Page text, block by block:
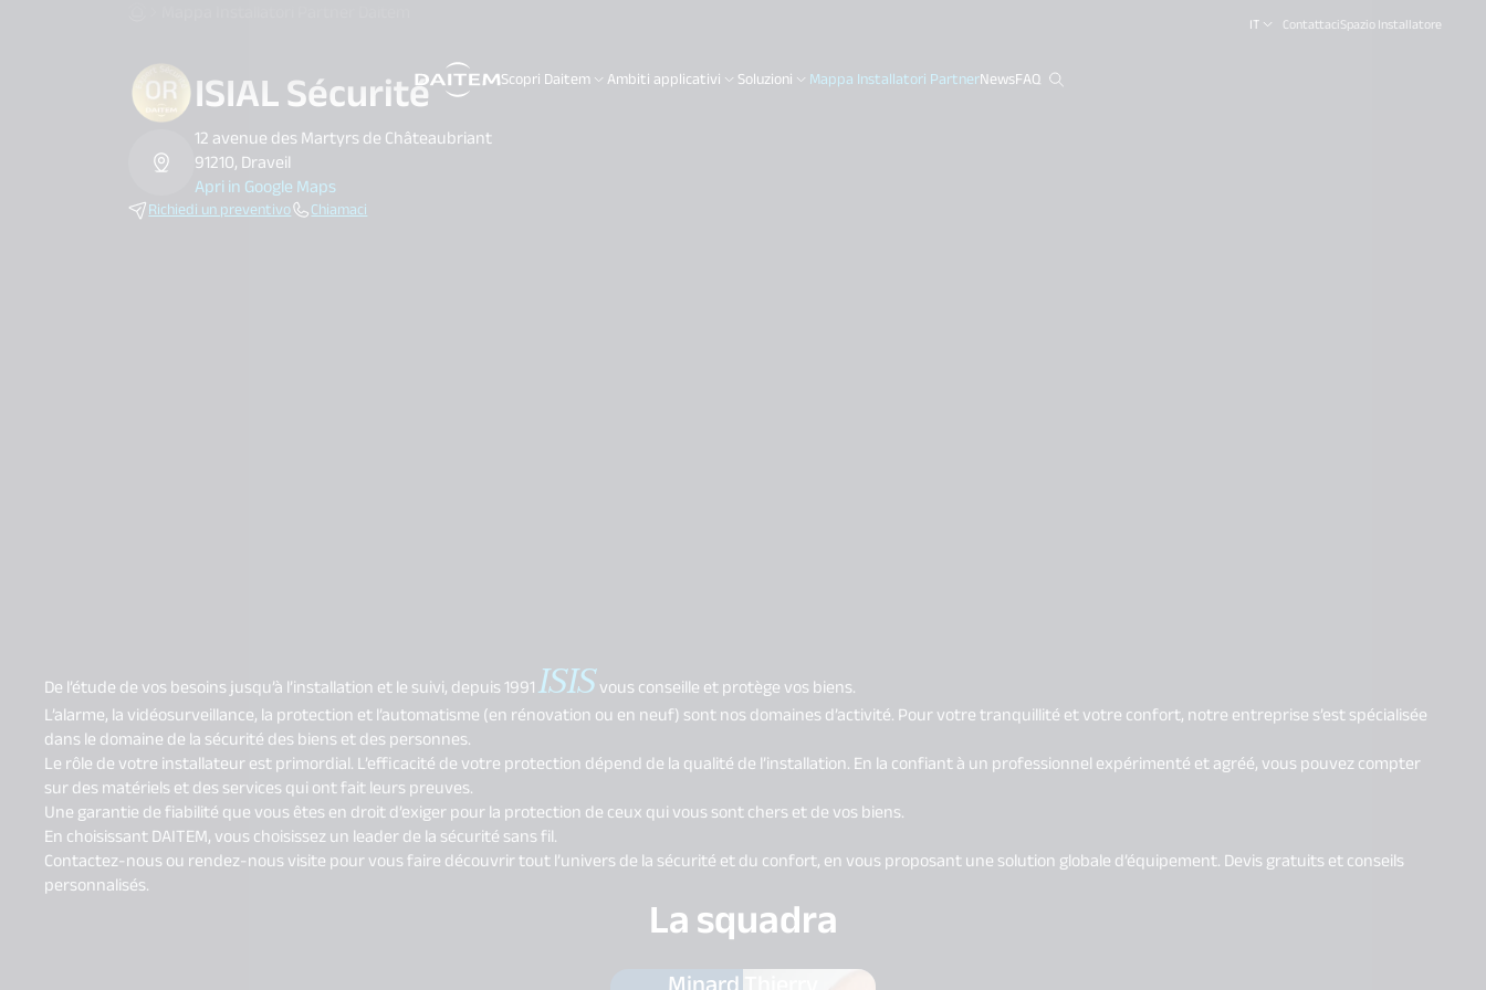
IT ContattaciSpazio Installatore
Scopri Daitem Ambiti applicativi Soluzioni Mappa Installatori PartnerNewsFAQ
search.label
ISIAL Sécurité
12 avenue des Martyrs de Châteaubriant
91210, Draveil
Apri in Google Maps
Richiedi un preventivo Chiamaci
De l’étude de vos besoins jusqu’à l’installation et le suivi, depuis 1991ISISvous conseille et protège vos biens.
L’alarme, la vidéosurveillance, la protection et l’automatisme (en rénovation ou en neuf) sont nos domaines d’activité. Pour votre tranquillité et votre confort, notre entreprise s’est spécialisée
dans le domaine de la sécurité des biens et des personnes.
Le rôle de votre installateur est primordial. L’efficacité de votre protection dépend de la qualité de l’installation. En la confiant à un professionnel expérimenté et agréé, vous pouvez compter
sur des matériels et des services qui ont fait leurs preuves.
Une garantie de fiabilité que vous êtes en droit d’exiger pour la protection de ceux qui vous sont chers et de vos biens.
En choisissant DAITEM, vous choisissez un leader de la sécurité sans fil.
Contactez-nous ou rendez-nous visite pour vous faire découvrir tout l’univers de la sécurité et du confort, en vous proposant une solution globale d’équipement. Devis gratuits et conseils
personnalisés. La squadra